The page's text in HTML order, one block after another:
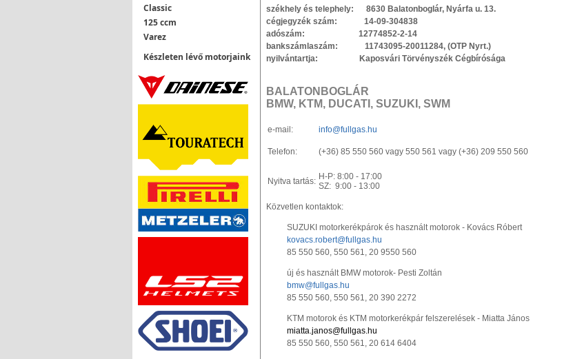
Classic
125 ccm
Varez
Készleten lévő motorjaink
székhely és telephely: 8630 Balatonboglár, Nyárfa u. 13.
cégjegyzék szám: 14-09-304838
adószám: 12774852-2-14
bankszámlaszám: 11743095-20011284, (OTP Nyrt.)
nyilvántartja: Kaposvári Törvényszék Cégbírósága
BALATONBOGLÁR
BMW, KTM, DUCATI, SUZUKI, SWM
e-mail: info@fullgas.hu
Telefon: (+36) 85 550 560 vagy 550 561 vagy (+36) 209 550 560
Nyitva tartás: H-P: 8:00 - 17:00
SZ: 9:00 - 13:00
Közvetlen kontaktok:
SUZUKI motorkerékpárok és használt motorok - Kovács Róbert
kovacs.robert@fullgas.hu
85 550 560, 550 561, 20 9550 560
új és használt BMW motorok- Pesti Zoltán
bmw@fullgas.hu
85 550 560, 550 561, 20 390 2272
KTM motorok és KTM motorkerékpár felszerelések - Miatta János
miatta.janos@fullgas.hu
85 550 560, 550 561, 20 614 6404